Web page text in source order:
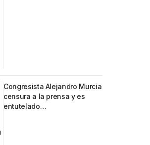
Congresista Alejandro Murcia
censura a la prensa y es
entutelado…